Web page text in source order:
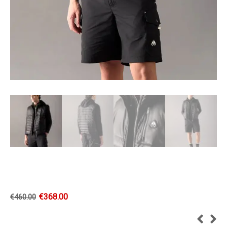
€460.00 €368.00